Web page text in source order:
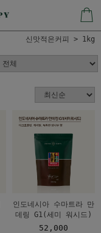
신맛적은커피 1kg
인도네시아 수마트라 만
데링 G1(세미 워시드)
52,000